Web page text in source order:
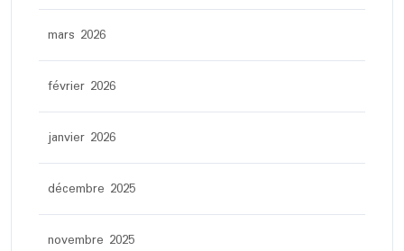
mars 2026
février 2026
janvier 2026
décembre 2025
novembre 2025